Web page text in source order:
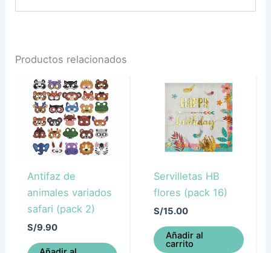
Productos relacionados
Antifaz de
animales variados
safari (pack 2)
S/9.90
Servilletas HB
flores (pack 16)
S/15.00
Añadir al
carrito